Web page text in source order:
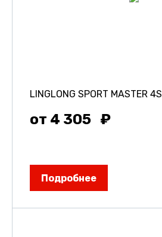
LINGLONG SPORT MASTER 4S
от 4 305
Подробнее